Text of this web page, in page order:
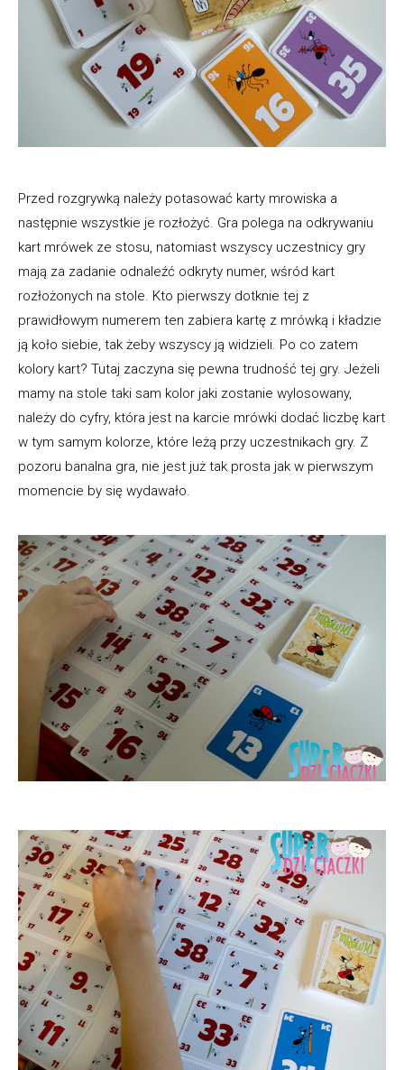
Przed rozgrywką należy potasować karty mrowiska a
następnie wszystkie je rozłożyć. Gra polega na odkrywaniu
kart mrówek ze stosu, natomiast wszyscy uczestnicy gry
mają za zadanie odnaleźć odkryty numer, wśród kart
rozłożonych na stole. Kto pierwszy dotknie tej z
prawidłowym numerem ten zabiera kartę z mrówką i kładzie
ją koło siebie, tak żeby wszyscy ją widzieli. Po co zatem
kolory kart? Tutaj zaczyna się pewna trudność tej gry. Jeżeli
mamy na stole taki sam kolor jaki zostanie wylosowany,
należy do cyfry, która jest na karcie mrówki dodać liczbę kart
w tym samym kolorze, które leżą przy uczestnikach gry. Z
pozoru banalna gra, nie jest już tak prosta jak w pierwszym
momencie by się wydawało.